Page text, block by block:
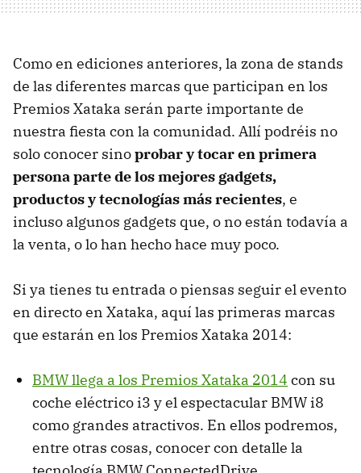
Como en ediciones anteriores, la zona de stands
de las diferentes marcas que participan en los
Premios Xataka serán parte importante de
nuestra fiesta con la comunidad. Allí podréis no
solo conocer sinoprobar y tocar en primera
persona parte de los mejores gadgets,
productos y tecnologías más recientes, e
incluso algunos gadgets que, o no están todavía a
la venta, o lo han hecho hace muy poco.
Si ya tienes tu entrada o piensas seguir el evento
en directo en Xataka, aquí las primeras marcas
que estarán en los Premios Xataka 2014:
BMW llega a los Premios Xataka 2014 con su
coche eléctrico i3 y el espectacular BMW i8
como grandes atractivos. En ellos podremos,
entre otras cosas, conocer con detalle la